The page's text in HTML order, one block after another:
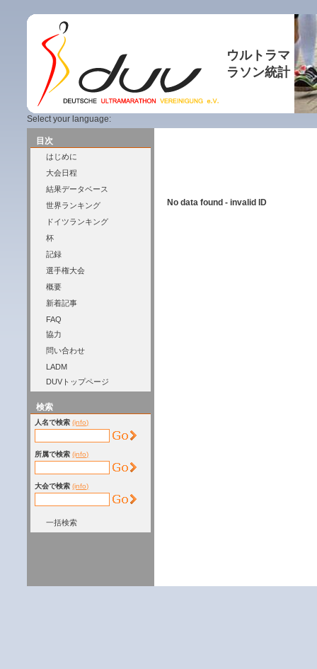
ウルトラマ
ラソン統計
Select your language:
目次
はじめに
大会日程
結果データベース
世界ランキング
ドイツランキング
杯
記録
選手権大会
概要
新着記事
FAQ
協力
問い合わせ
LADM
DUVトップページ
検索
人名で検索 (info)
所属で検索 (info)
大会で検索 (info)
一括検索
No data found - invalid ID